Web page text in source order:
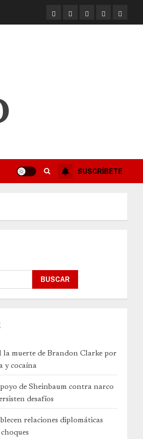
SUSCRÍBETE
BUSCAR
la muerte de Brandon Clarke por
y cocaína
de Sheinbaum contra narco
desafíos
relaciones diplomáticas